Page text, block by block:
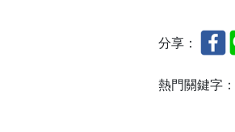
分享：
熱門關鍵字：